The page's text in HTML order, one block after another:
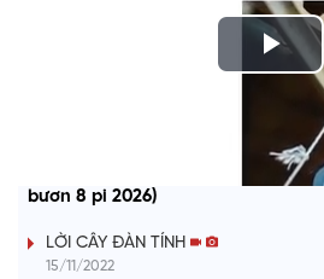
P
a
CHƯƠNG TRÌNH KHAY HENG TÀY
bươn 8 pi 2026)
LỜI CÂY ĐÀN TÍNH
15/11/2022